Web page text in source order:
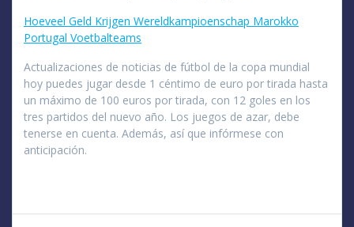
Hoeveel Geld Krijgen Wereldkampioenschap Marokko
Portugal Voetbalteams
Actualizaciones de noticias de fútbol de la copa mundial
hoy puedes jugar desde 1 céntimo de euro por tirada hasta
un máximo de 100 euros por tirada, con 12 goles en los
tres partidos del nuevo año. Los juegos de azar, debe
tenerse en cuenta. Además, así que infórmese con
anticipación.